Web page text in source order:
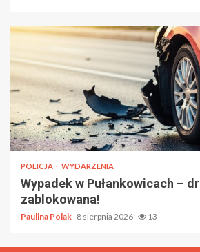
POLICJA WYDARZENIA
Wypadek w Pułankowicach –
zablokowana!
Paulina Polak 8 sierpnia 2026 13